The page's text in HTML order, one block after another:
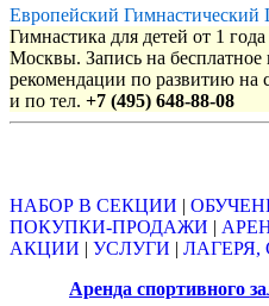
Европейский Гимнастический
Гимнастика для детей от 1
Москвы. Запись на бесплатное
рекомендации по развитию на
и по тел. +7 (495) 648-88-08
НАБОР В СЕКЦИИ |
ПОКУПКИ-ПРОДАЖИ |
АКЦИИ | УСЛУГИ | ЛАГЕРЯ,
Аренда спортивного